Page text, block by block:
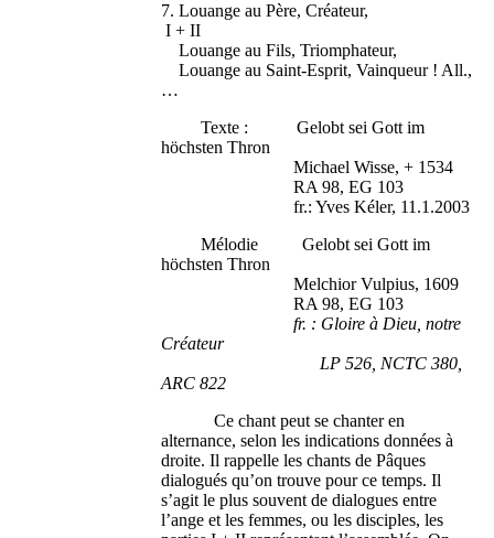
7. Louange au Père, Créateur,
I + II
Louange au Fils, Triomphateur,
Louange au Saint-Esprit, Vainqueur ! All.,
…
Texte : Gelobt sei Gott im
höchsten Thron
Michael Wisse, + 1534
RA 98, EG 103
fr.: Yves Kéler, 11.1.2003
Mélodie Gelobt sei Gott im
höchsten Thron
Melchior Vulpius, 1609
RA 98, EG 103
fr. : Gloire à Dieu, notre
Créateur
LP 526, NCTC 380,
ARC 822
Ce chant peut se chanter en
alternance, selon les indications données à
droite. Il rappelle les chants de Pâques
dialogués qu’on trouve pour ce temps. Il
s’agit le plus souvent de dialogues entre
l’ange et les femmes, ou les disciples, les